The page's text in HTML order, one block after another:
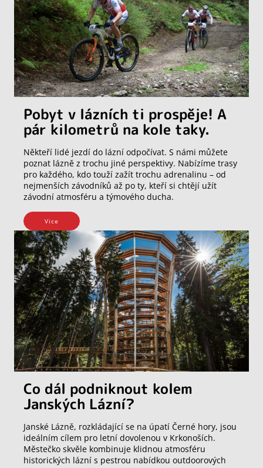
Pobyt v lázních ti prospěje! A
pár kilometrů na kole taky.
Někteří lidé jezdí do lázní odpočívat. S námi můžete
poznat lázně z trochu jiné perspektivy. Nabízíme trasy
pro každého, kdo touží zažít trochu adrenalinu – od
nejmenších závodníků až po ty, kteří si chtějí užít
závodní atmosféru a týmového ducha.
Vice
Co dál podniknout kolem
Janských Lázní?
Janské Lázně, rozkládající se na úpatí Černé hory, jsou
ideálním cílem pro letní dovolenou v Krkonoších.
Městečko skvěle kombinuje klidnou atmosféru
historických lázní s pestrou nabídkou outdoorových